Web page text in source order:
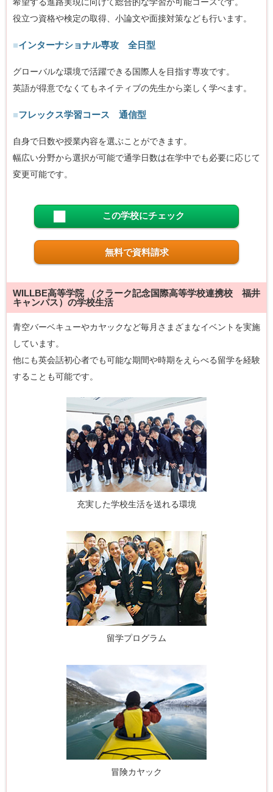
役立つ資格や検定の取得、小論文や面接対策なども行います。
■インターナショナル専攻 全日型
グローバルな環境で活躍できる国際人を目指す専攻です。
英語が得意でなくてもネイティブの先生から楽しく学べます。
■フレックス学習コース 通信型
自身で日数や授業内容を選ぶことができます。
幅広い分野から選択が可能で通学日数は在学中でも必要に応じて
変更可能です。
この学校にチェック
無料で資料請求
WILLBE高等学院 （クラーク記念国際高等学校連携校 福井
キャンパス）の学校生活
青空バーベキューやカヤックなど毎月さまざまなイベントを実施
しています。
他にも英会話初心者でも可能な期間や時期をえらべる留学を経験
することも可能です。
充実した学校生活を送れる環境
留学プログラム
冒険カヤック